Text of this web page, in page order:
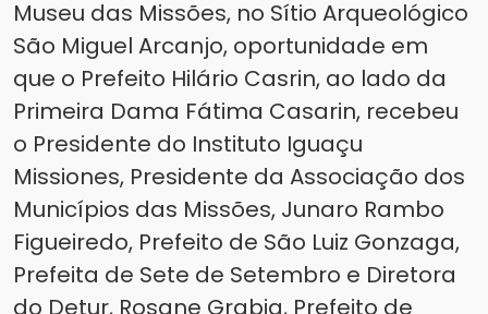
Museu das Missões, no Sítio Arqueológico
São Miguel Arcanjo, oportunidade em
que o Prefeito Hilário Casrin, ao lado da
Primeira Dama Fátima Casarin, recebeu
o Presidente do Instituto Iguaçu
Missiones, Presidente da Associação dos
Municípios das Missões, Junaro Rambo
Figueiredo, Prefeito de São Luiz Gonzaga,
Prefeita de Sete de Setembro e Diretora
do Detur, Rosane Grabia, Prefeito de